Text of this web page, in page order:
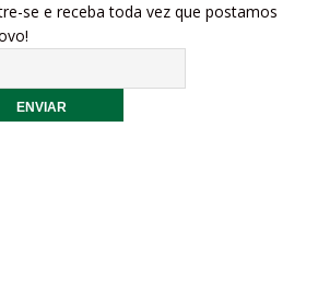
se e receba toda vez que postamos